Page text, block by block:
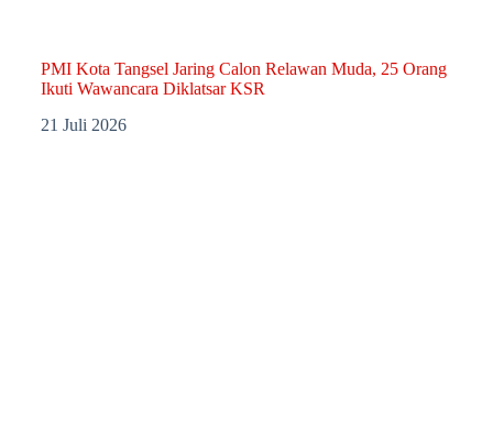
PMI Kota Tangsel Jaring Calon Relawan Muda, 25 Orang
Ikuti Wawancara Diklatsar KSR
21 Juli 2026